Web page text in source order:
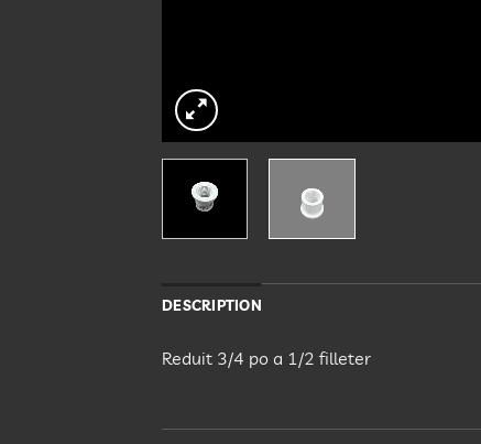
DESCRIPTION
Reduit 3/4 po a 1/2 filleter